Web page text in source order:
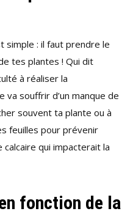
simple : il faut prendre le
tes plantes ! Qui dit
à réaliser la
souffrir d’un manque de
souvent ta plante ou à
feuilles pour prévenir
qui impacterait la
fonction de la